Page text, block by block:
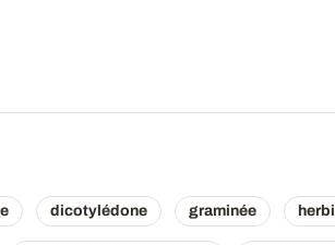
dicotylédone graminée